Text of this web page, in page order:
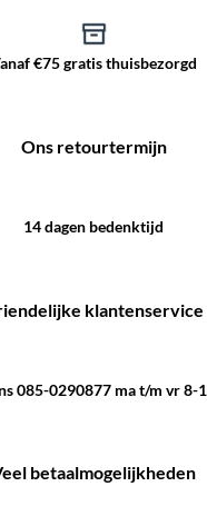
€75 gratis thuisbezorgd
Ons retourtermijn
14 dagen bedenktijd
klantenservice
085-0290877 ma t/m vr 8-
betaalmogelijkheden